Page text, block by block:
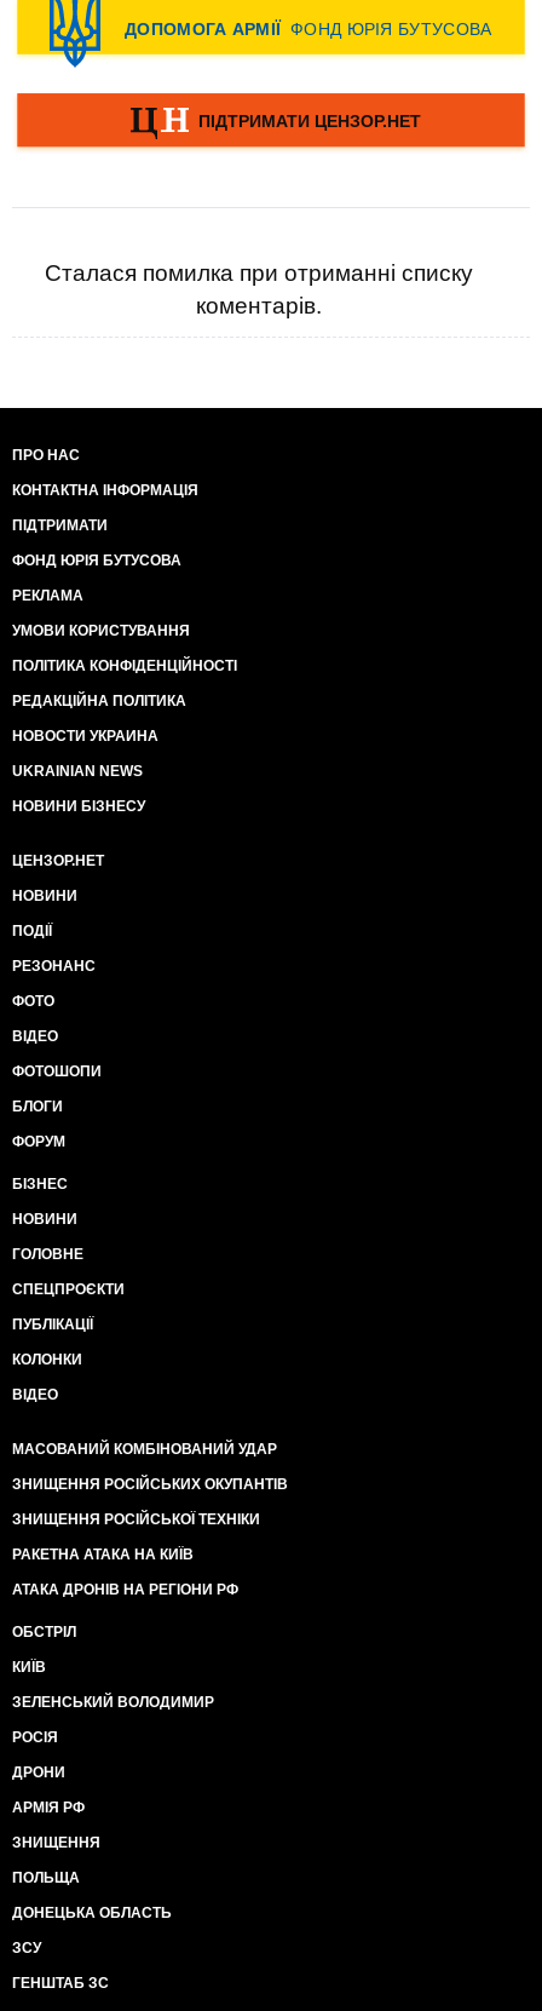
Сталася помилка при отриманні списку
коментарів.
ПРО НАС
КОНТАКТНА ІНФОРМАЦІЯ
ПІДТРИМАТИ
ФОНД ЮРІЯ БУТУСОВА
РЕКЛАМА
УМОВИ КОРИСТУВАННЯ
ПОЛІТИКА КОНФІДЕНЦІЙНОСТІ
РЕДАКЦІЙНА ПОЛІТИКА
НОВОСТИ УКРАИНА
UKRAINIAN NEWS
НОВИНИ БІЗНЕСУ
ЦЕНЗОР.НЕТ
НОВИНИ
ПОДІЇ
РЕЗОНАНС
ФОТО
ВІДЕО
ФОТОШОПИ
БЛОГИ
ФОРУМ
БІЗНЕС
НОВИНИ
ГОЛОВНЕ
СПЕЦПРОЄКТИ
ПУБЛІКАЦІЇ
КОЛОНКИ
ВІДЕО
МАСОВАНИЙ КОМБІНОВАНИЙ УДАР
ЗНИЩЕННЯ РОСІЙСЬКИХ ОКУПАНТІВ
ЗНИЩЕННЯ РОСІЙСЬКОЇ ТЕХНІКИ
РАКЕТНА АТАКА НА КИЇВ
АТАКА ДРОНІВ НА РЕГІОНИ РФ
ОБСТРІЛ
КИЇВ
ЗЕЛЕНСЬКИЙ ВОЛОДИМИР
РОСІЯ
ДРОНИ
АРМІЯ РФ
ЗНИЩЕННЯ
ПОЛЬЩА
ДОНЕЦЬКА ОБЛАСТЬ
ЗСУ
ГЕНШТАБ ЗС